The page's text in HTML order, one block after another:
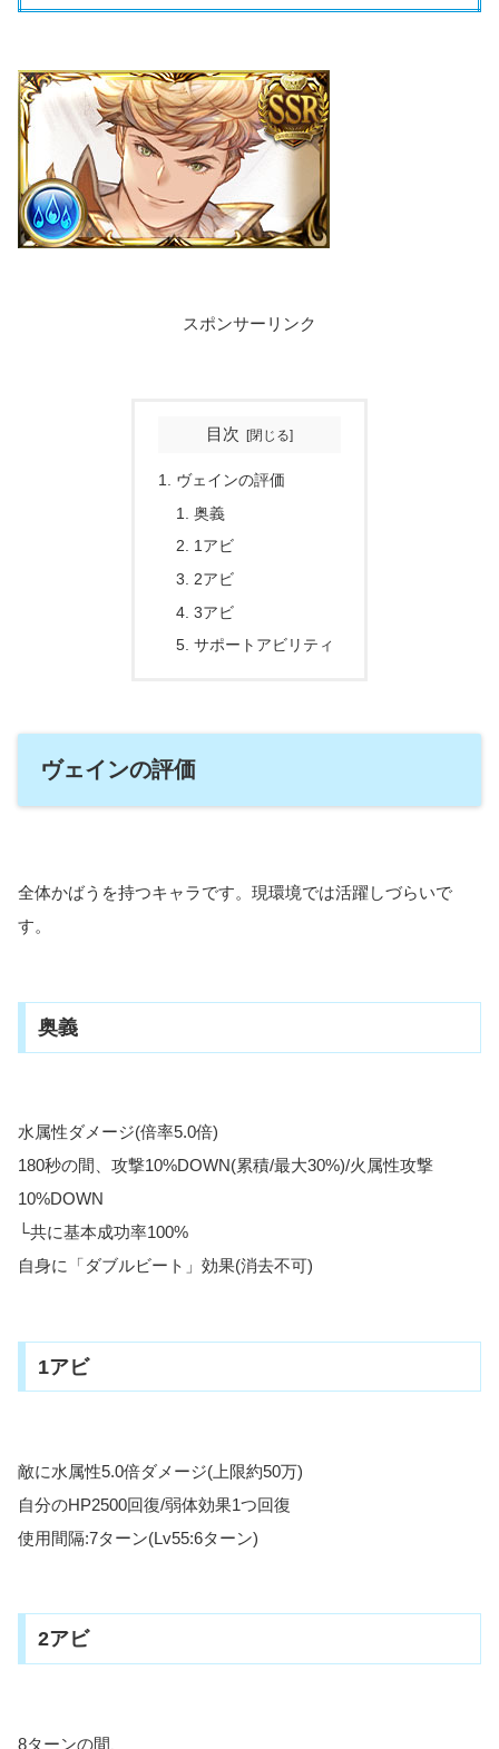
スポンサーリンク
目次
ヴェインの評価
奥義
1アビ
2アビ
3アビ
サポートアビリティ
ヴェインの評価
全体かばうを持つキャラです。現環境では活躍しづらいで
す。
奥義
水属性ダメージ(倍率5.0倍)
180秒の間、攻撃10%DOWN(累積/最大30%)/火属性攻撃
10%DOWN
└共に基本成功率100%
自身に「ダブルビート」効果(消去不可)
1アビ
敵に水属性5.0倍ダメージ(上限約50万)
自分のHP2500回復/弱体効果1つ回復
使用間隔:7ターン(Lv55:6ターン)
2アビ
8ターンの間、